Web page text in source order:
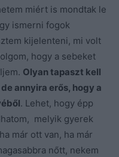
miért is mondtak le
ismerni fogok
kijelenteni, mi volt
hogy a sebeket
Olyan tapaszt kell
annyira erős, hogy a
. Lehet, hogy épp
melyik gyerek
már ott van, ha már
nőtt, nekem